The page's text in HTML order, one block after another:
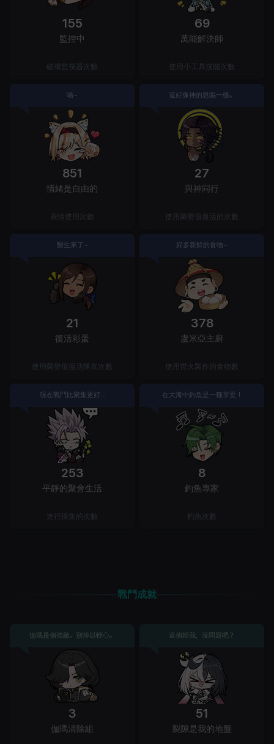
155
監控中
破壞監視器次數
69
萬能解決師
使用小工具技能次數
喵~
851
情緒是自由的
表情使用次數
這好像神的恩賜一樣。
27
與神同行
使用榮譽值復活的次數
醫生來了~
21
復活彩蛋
使用榮譽值復活隊友次數
好多新鮮的食物~
378
盧米亞主廚
使用營火製作的食物數
現在戰鬥比聚集更好…
253
平靜的聚會生活
進行採集的次數
在大海中釣魚是一種享受！
8
釣魚專家
釣魚次數
戰鬥成就
伽瑪是個強敵。別掉以輕心。
3
伽瑪清除組
這個歸我，沒問題吧？
51
裂隙是我的地盤